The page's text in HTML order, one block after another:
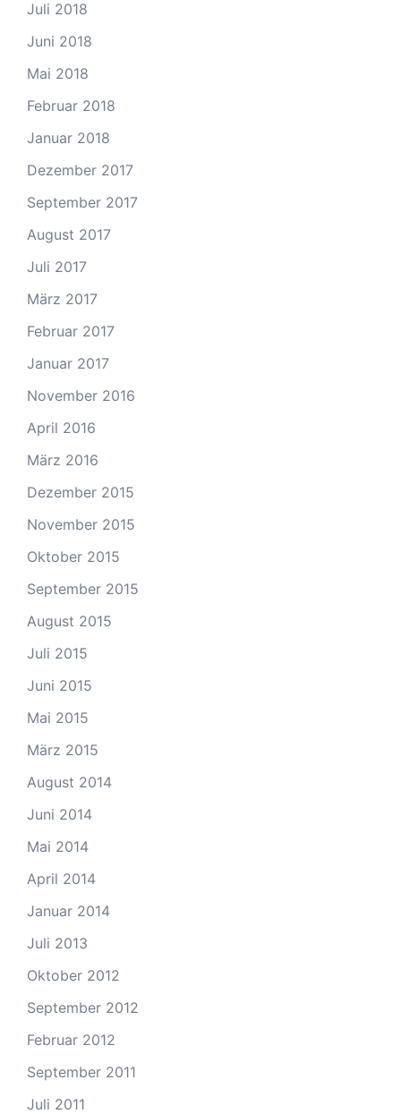
Juli 2018
Juni 2018
Mai 2018
Februar 2018
Januar 2018
Dezember 2017
September 2017
August 2017
Juli 2017
März 2017
Februar 2017
Januar 2017
November 2016
April 2016
März 2016
Dezember 2015
November 2015
Oktober 2015
September 2015
August 2015
Juli 2015
Juni 2015
Mai 2015
März 2015
August 2014
Juni 2014
Mai 2014
April 2014
Januar 2014
Juli 2013
Oktober 2012
September 2012
Februar 2012
September 2011
Juli 2011